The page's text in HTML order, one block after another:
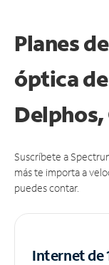
Planes
óptica
Delphos,
Suscríbete a
más te importa a
puedes contar.
Internet de